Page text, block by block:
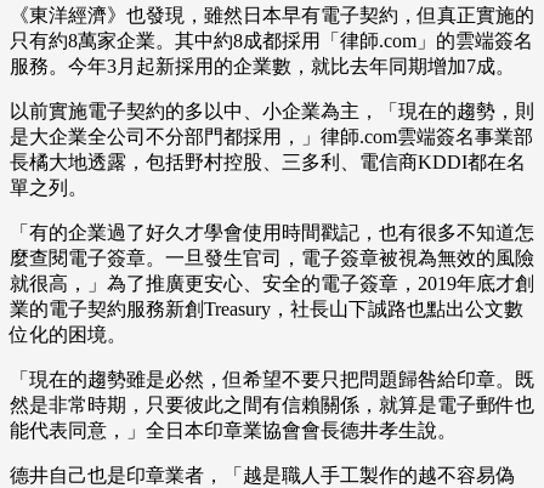
《東洋經濟》也發現，雖然日本早有電子契約，但真正實施的
只有約8萬家企業。其中約8成都採用「律師.com」的雲端簽名
服務。今年3月起新採用的企業數，就比去年同期增加7成。
以前實施電子契約的多以中、小企業為主，「現在的趨勢，則
是大企業全公司不分部門都採用，」律師.com雲端簽名事業部
長橘大地透露，包括野村控股、三多利、電信商KDDI都在名
單之列。
「有的企業過了好久才學會使用時間戳記，也有很多不知道怎
麼查閱電子簽章。一旦發生官司，電子簽章被視為無效的風險
就很高，」為了推廣更安心、安全的電子簽章，2019年底才創
業的電子契約服務新創Treasury，社長山下誠路也點出公文數
位化的困境。
「現在的趨勢雖是必然，但希望不要只把問題歸咎給印章。既
然是非常時期，只要彼此之間有信賴關係，就算是電子郵件也
能代表同意，」全日本印章業協會會長德井孝生說。
德井自己也是印章業者，「越是職人手工製作的越不容易偽